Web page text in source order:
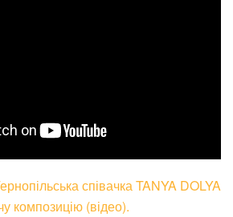
співачка TANYA DOLYA
композицію (відео).